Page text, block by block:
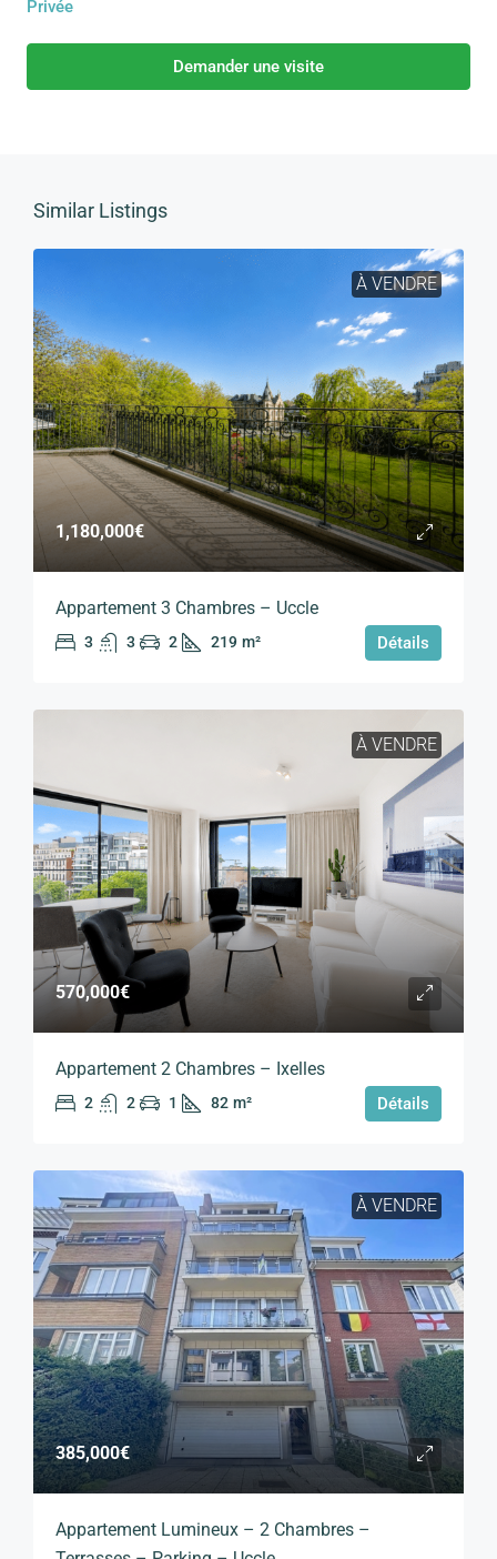
Privée
Demander une visite
Similar Listings
À VENDRE
1,180,000€
Appartement 3 Chambres – Uccle
3 3 2 219 m² Détails
À VENDRE
570,000€
Appartement 2 Chambres – Ixelles
2 2 1 82 m² Détails
À VENDRE
385,000€
Appartement Lumineux – 2 Chambres –